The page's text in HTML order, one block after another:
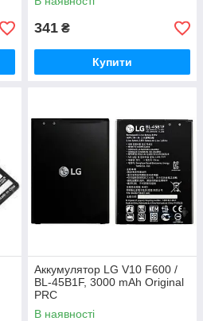
341 ₴
Купити
Аккумулятор LG V10 F600 /
BL-45B1F, 3000 mAh Original
PRC
В наявності